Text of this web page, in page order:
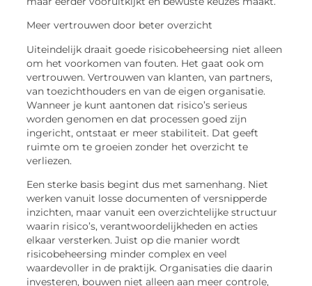
Meer vertrouwen door beter overzicht
Uiteindelijk draait goede risicobeheersing niet alleen
om het voorkomen van fouten. Het gaat ook om
vertrouwen. Vertrouwen van klanten, van partners,
van toezichthouders en van de eigen organisatie.
Wanneer je kunt aantonen dat risico’s serieus
worden genomen en dat processen goed zijn
ingericht, ontstaat er meer stabiliteit. Dat geeft
ruimte om te groeien zonder het overzicht te
verliezen.
Een sterke basis begint dus met samenhang. Niet
werken vanuit losse documenten of versnipperde
inzichten, maar vanuit een overzichtelijke structuur
waarin risico’s, verantwoordelijkheden en acties
elkaar versterken. Juist op die manier wordt
risicobeheersing minder complex en veel
waardevoller in de praktijk. Organisaties die daarin
investeren, bouwen niet alleen aan meer controle,